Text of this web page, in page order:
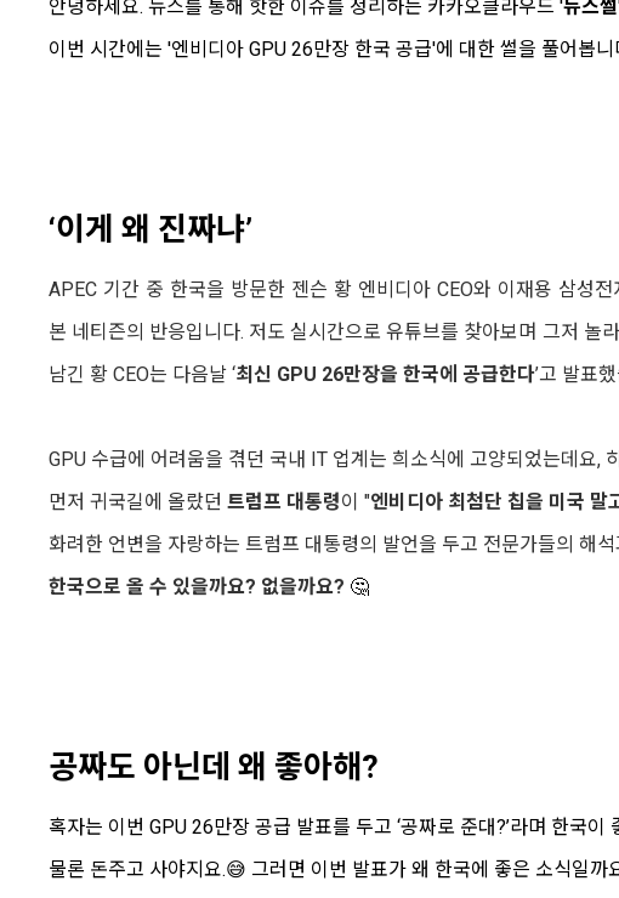
안녕하세요. 뉴스를 통해 핫한 이슈를 정리하는 카카오클라우드 '뉴스썰
이번 시간에는 '엔비디아 GPU 26만장 한국 공급'에 대한 썰을 풀어봅니
‘이게 왜 진짜냐’
APEC 기간 중 한국을 방문한 젠슨 황 엔비디아 CEO와 이재용 삼성
본 네티즌의 반응입니다. 저도 실시간으로 유튜브를 찾아보며 그저 놀
남긴 황 CEO는 다음날 ‘최신 GPU 26만장을 한국에 공급한다’고 발표
GPU 수급에 어려움을 겪던 국내 IT 업계는 희소식에 고양되었는데요,
먼저 귀국길에 올랐던 트럼프 대통령이 "엔비디아 최첨단 칩을 미국 말
화려한 언변을 자랑하는 트럼프 대통령의 발언을 두고 전문가들의 해
한국으로 올 수 있을까요? 없을까요? 🤔
공짜도 아닌데 왜 좋아해?
혹자는 이번 GPU 26만장 공급 발표를 두고 ‘공짜로 준대?’라며 한국
물론 돈주고 사야지요.😅 그러면 이번 발표가 왜 한국에 좋은 소식일까